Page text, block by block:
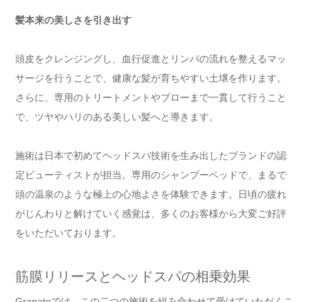
髪本来の美しさを引き出す
頭皮をクレンジングし、血行促進とリンパの流れを整えるマッ
サージを行うことで、健康な髪が育ちやすい土壌を作ります。
さらに、専用のトリートメントやブローまで一貫して行うこと
で、ツヤやハリのある美しい髪へと導きます。
施術は日本で初めてヘッドスパ技術を生み出したブランドの認
定ビューティストが担当。専用のシャンプーベッドで、まるで
頭の温泉のような極上の心地よさを体験できます。日頃の疲れ
がじんわりと解けていく感覚は、多くのお客様から大変ご好評
をいただいております。
筋膜リリースとヘッドスパの相乗効果